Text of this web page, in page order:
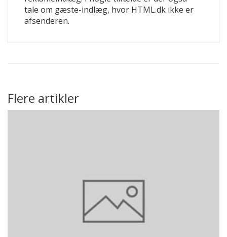
tale om gæste-indlæg, hvor HTML.dk ikke er
afsenderen.
Flere artikler